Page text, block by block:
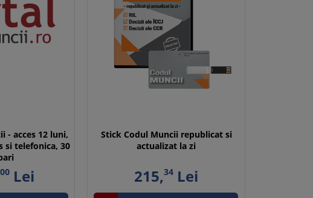
- acces 12 luni,
si telefonica, 30
00Lei
Stick Codul Muncii republicat si
actualizat la zi
215,34Lei